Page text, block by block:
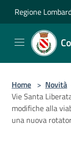
Regione
Home > Novità
Vie Santa
modifiche alla
una nuova